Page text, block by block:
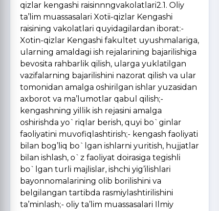
qizlar kengashi raisinnngvakolatlari2.1. Oliy
ta’lim muassasalari Xotii-qizlar Kengashi
raisining vakolatlari quyidagilardan iborat:-
Xotin-qizlar Kengashi fakultet uyushmalariga,
ularning amaldagi ish rejalarining bajarilishiga
bevosita rahbarlik qilish, ularga yuklatilgan
vazifalarning bajarilishini nazorat qilish va ular
tomonidan amalga oshirilgan ishlar yuzasidan
axborot va ma’lumotlar qabul qilish;-
kengashning yillik ish rejasini amalga
oshirishda yo`riqlar berish, quyi bo`ginlar
faoliyatini muvofiqlashtirish;- kengash faoliyati
bilan bog’liq bo`lgan ishlarni yuritish, hujjatlar
bilan ishlash, o`z faoliyat doirasiga tegishli
bo`lgan turli majlislar, ishchi yig’ilishlari
bayonnomalarining olib borilishini va
belgilangan tartibda rasmiylashtirilishini
ta’minlash;- oliy ta’lim muassasalari Ilmiy